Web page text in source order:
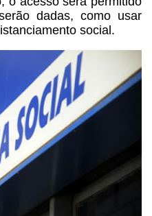
dadas, como usar
social.